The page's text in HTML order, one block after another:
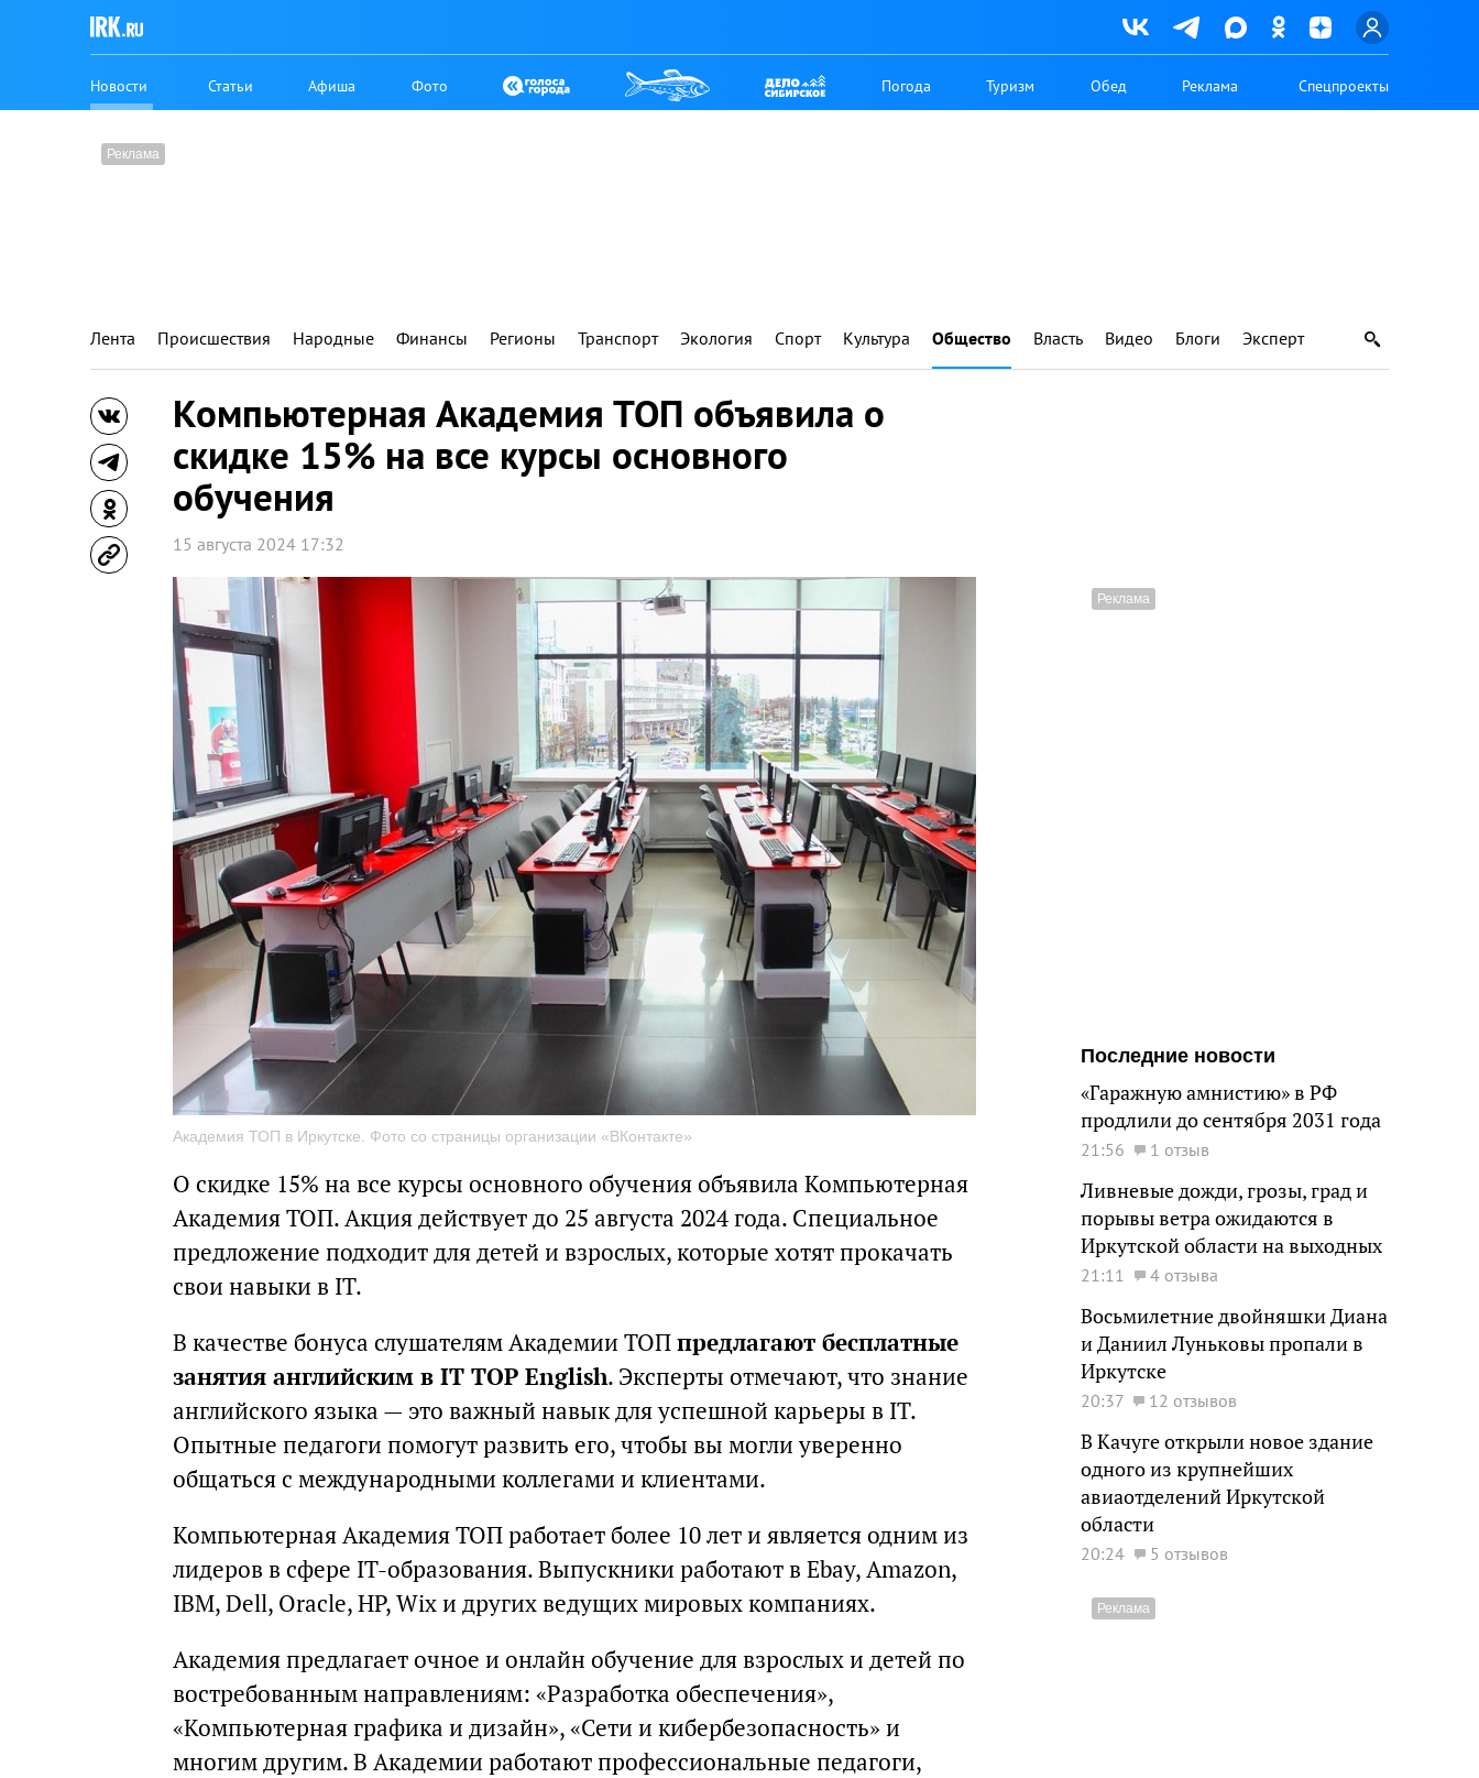
Новости Статьи Афиша Фото Погода Туризм Обед Реклама Спецпроекты
Лента Происшествия Народные Финансы Регионы Транспорт Экология Спорт Культура Общество Власть Видео Блоги Эксперт
Компьютерная Академия ТОП объявила о
скидке 15% на все курсы основного
обучения
15 августа 2024 17:32
Академия ТОП в Иркутске. Фото со страницы организации «ВКонтакте»
О скидке 15% на все курсы основного обучения объявила Компьютерная
Академия ТОП. Акция действует до 25 августа 2024 года. Специальное
предложение подходит для детей и взрослых, которые хотят прокачать
свои навыки в IT.
В качестве бонуса слушателям Академии ТОПпредлагают бесплатные
занятия английским в IT TOP English. Эксперты отмечают, что знание
английского языка — это важный навык для успешной карьеры в IT.
Опытные педагоги помогут развить его, чтобы вы могли уверенно
общаться с международными коллегами и клиентами.
Компьютерная Академия ТОП работает более 10 лет и является одним из
лидеров в сфере IT-образования. Выпускники работают в Ebay, Amazon,
IBM, Dell, Oracle, HP, Wix и других ведущих мировых компаниях.
Академия предлагает очное и онлайн обучение для взрослых и детей по
востребованным направлениям: «Разработка обеспечения»,
«Компьютерная графика и дизайн», «Сети и кибербезопасность» и
многим другим. В Академии работают профессиональные педагоги,
Последние новости
«Гаражную амнистию» в РФ
продлили до сентября 2031 года
21:56 1 отзыв
Ливневые дожди, грозы, град и
порывы ветра ожидаются в
Иркутской области на выходных
21:11 4 отзыва
Восьмилетние двойняшки Диана
и Даниил Луньковы пропали в
Иркутске
20:37 12 отзывов
В Качуге открыли новое здание
одного из крупнейших
авиаотделений Иркутской
области
20:24 5 отзывов